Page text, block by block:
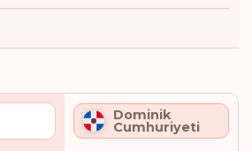
Dominik
Cumhuriyeti